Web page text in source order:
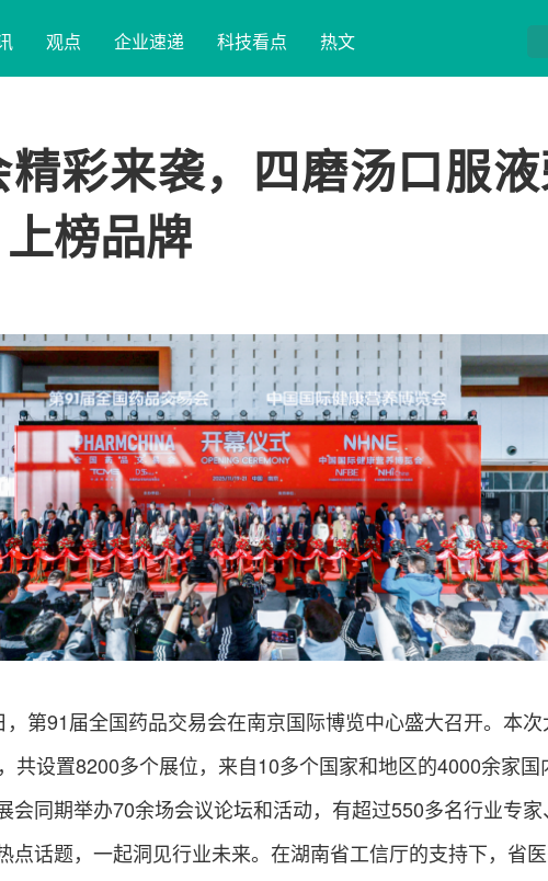
观点 企业速递 科技看点 热文
彩来袭，四磨汤口服
榜品牌
，第91届全国药品交易会在南京国际博览中心盛大召开。本
共设置8200多个展位，来自10多个国家和地区的4000余家国
会同期举办70余场会议论坛和活动，有超过550多名行业专
点话题，一起洞见行业未来。在湖南省工信厅的支持下，省